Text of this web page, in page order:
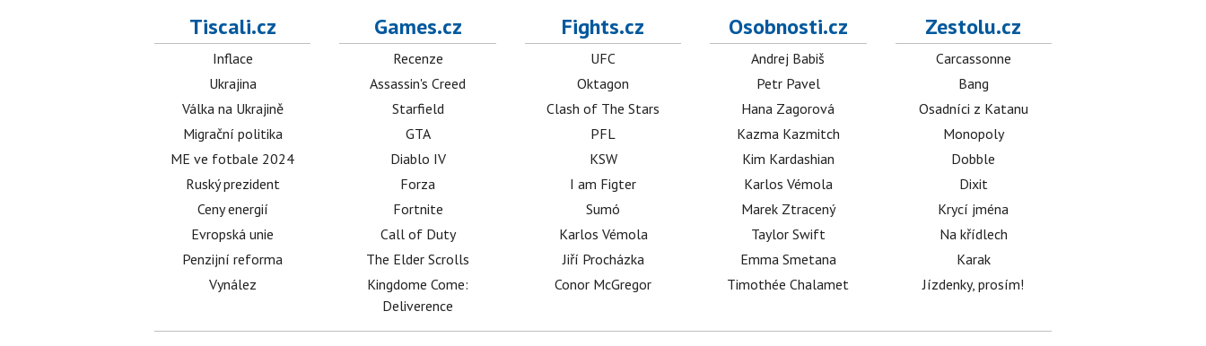
Tiscali.cz
Inflace
Ukrajina
Válka na Ukrajině
Migrační politika
ME ve fotbale 2024
Ruský prezident
Ceny energií
Evropská unie
Penzijní reforma
Vynález
Games.cz
Recenze
Assassin's Creed
Starfield
GTA
Diablo IV
Forza
Fortnite
Call of Duty
The Elder Scrolls
Kingdome Come:
Deliverence
Fights.cz
UFC
Oktagon
Clash of The Stars
PFL
KSW
I am Figter
Sumó
Karlos Vémola
Jiří Procházka
Conor McGregor
Osobnosti.cz
Andrej Babiš
Petr Pavel
Hana Zagorová
Kazma Kazmitch
Kim Kardashian
Karlos Vémola
Marek Ztracený
Taylor Swift
Emma Smetana
Timothée Chalamet
Zestolu.cz
Carcassonne
Bang
Osadníci z Katanu
Monopoly
Dobble
Dixit
Krycí jména
Na křídlech
Karak
Jízdenky, prosím!